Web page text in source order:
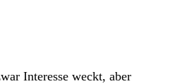
Interesse weckt, aber